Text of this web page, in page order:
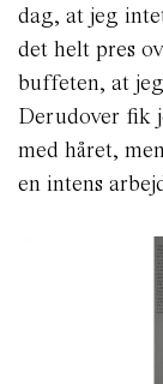
dag, at jeg
det helt pres
buffeten, at
Derudover fik
med håret,
en intens